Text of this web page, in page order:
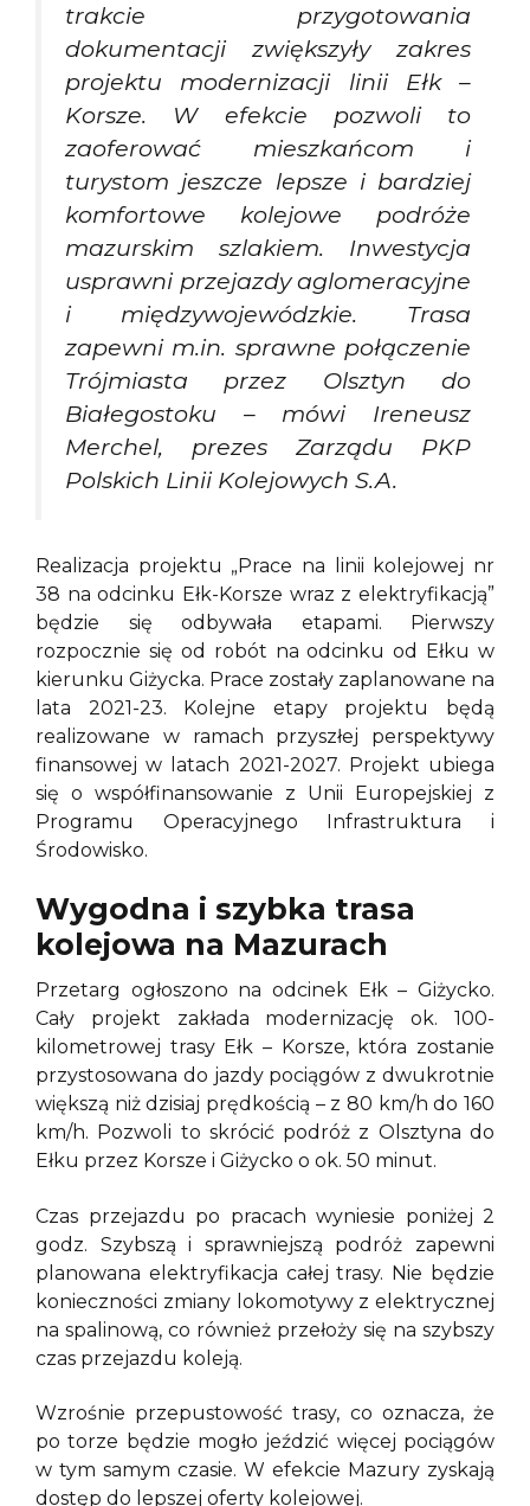
trakcie przygotowania
dokumentacji zwiększyły zakres
projektu modernizacji linii Ełk –
Korsze. W efekcie pozwoli to
zaoferować mieszkańcom i
turystom jeszcze lepsze i bardziej
komfortowe kolejowe podróże
mazurskim szlakiem. Inwestycja
usprawni przejazdy aglomeracyjne
i międzywojewódzkie. Trasa
zapewni m.in. sprawne połączenie
Trójmiasta przez Olsztyn do
Białegostoku – mówi Ireneusz
Merchel, prezes Zarządu PKP
Polskich Linii Kolejowych S.A.
Realizacja projektu „Prace na linii kolejowej nr
38 na odcinku Ełk-Korsze wraz z elektryfikacją”
będzie się odbywała etapami. Pierwszy
rozpocznie się od robót na odcinku od Ełku w
kierunku Giżycka. Prace zostały zaplanowane na
lata 2021-23. Kolejne etapy projektu będą
realizowane w ramach przyszłej perspektywy
finansowej w latach 2021-2027. Projekt ubiega
się o współfinansowanie z Unii Europejskiej z
Programu Operacyjnego Infrastruktura i
Środowisko.
Wygodna i szybka trasa
kolejowa na Mazurach
Przetarg ogłoszono na odcinek Ełk – Giżycko.
Cały projekt zakłada modernizację ok. 100-
kilometrowej trasy Ełk – Korsze, która zostanie
przystosowana do jazdy pociągów z dwukrotnie
większą niż dzisiaj prędkością – z 80 km/h do 160
km/h. Pozwoli to skrócić podróż z Olsztyna do
Ełku przez Korsze i Giżycko o ok. 50 minut.
Czas przejazdu po pracach wyniesie poniżej 2
godz. Szybszą i sprawniejszą podróż zapewni
planowana elektryfikacja całej trasy. Nie będzie
konieczności zmiany lokomotywy z elektrycznej
na spalinową, co również przełoży się na szybszy
czas przejazdu koleją.
Wzrośnie przepustowość trasy, co oznacza, że
po torze będzie mogło jeździć więcej pociągów
w tym samym czasie. W efekcie Mazury zyskają
dostęp do lepszej oferty kolejowej.